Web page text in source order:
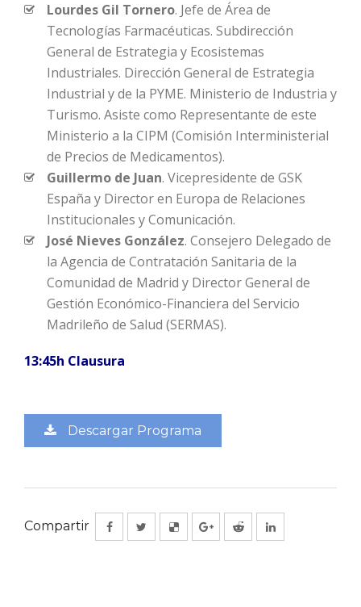
Lourdes Gil Tornero. Jefe de Área de
Tecnologías Farmacéuticas. Subdirección
General de Estrategia y Ecosistemas
Industriales. Dirección General de Estrategia
Industrial y de la PYME. Ministerio de Industria y
Turismo. Asiste como Representante de este
Ministerio a la CIPM (Comisión Interministerial
de Precios de Medicamentos).
Guillermo de Juan. Vicepresidente de GSK
España y Director en Europa de Relaciones
Institucionales y Comunicación.
José Nieves González. Consejero Delegado de
la Agencia de Contratación Sanitaria de la
Comunidad de Madrid y Director General de
Gestión Económico-Financiera del Servicio
Madrileño de Salud (SERMAS).
13:45h Clausura
Descargar Programa
Compartir